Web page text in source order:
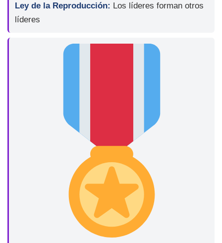
Ley de la Reproducción: Los líderes forman otros
líderes